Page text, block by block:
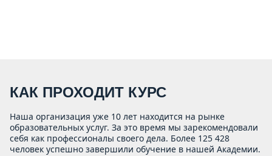
КАК ПРОХОДИТ КУРС
Наша организация уже 10 лет находится на рынке
образовательных услуг. За это время мы зарекомендовали
себя как профессионалы своего дела. Более 125 428
человек успешно завершили обучение в нашей Академии.